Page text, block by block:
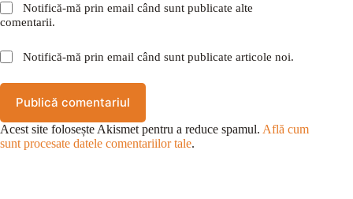
Notifică-mă prin email când sunt publicate alte
comentarii.
Notifică-mă prin email când sunt publicate articole noi.
Publică comentariul
Acest site folosește Akismet pentru a reduce spamul. Află cum
sunt procesate datele comentariilor tale.